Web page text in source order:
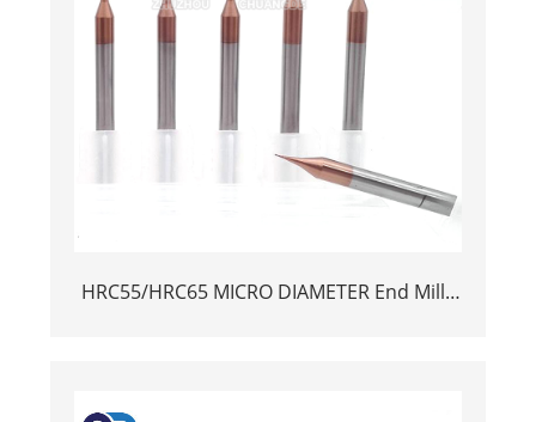
HRC55/HRC65 MICRO DIAMETER End Mills